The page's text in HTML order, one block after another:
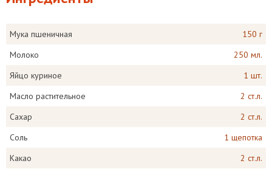
Мука пшеничная
150 г
Молоко
250 мл.
Яйцо куриное
1 шт.
Масло растительное
2 ст.л.
Сахар
2 ст.л.
Соль
1 щепотка
Какао
2 ст.л.